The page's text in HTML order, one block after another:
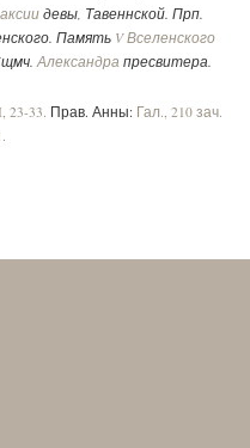
девы, Тавеннской. Прп.
Память V Вселенского
Александра пресвитера.
33. Прав. Анны: Гал., 210 зач.